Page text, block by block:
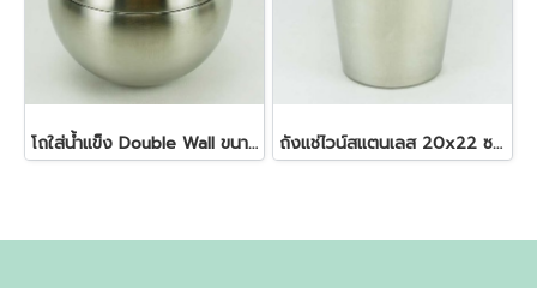
โถใส่น้ำแข็ง Double Wall ขนาด 1 ลิตร ถังแช่ไวน์สแตนเลส 20x22 ซม. 4.5 ลิตร